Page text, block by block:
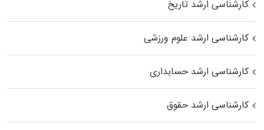
کارشناسی ارشد تاریخ
کارشناسی ارشد علوم ورزشی
کارشناسی ارشد حسابداری
کارشناسی ارشد حقوق